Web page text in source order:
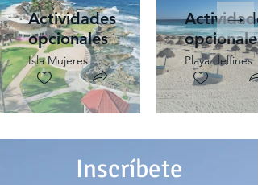
Actividades
opcionales
Isla Mujeres
opcionales
Playa delfines
Inscríbete